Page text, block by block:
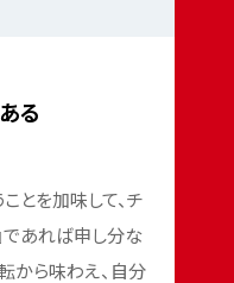
る
とを加味して、チ
であれば申し分な
転から味わえ、自分